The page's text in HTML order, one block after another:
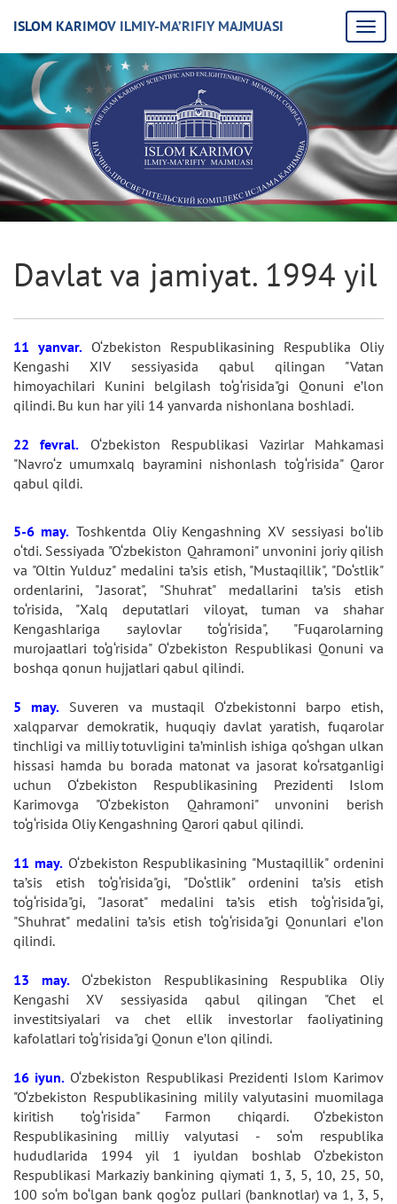
ISLOM KARIMOV ILMIY-MA’RIFIY MAJMUASI
Davlat va jamiyat. 1994 yil
11 yanvar. O‘zbekiston Respublikasining Respublika Oliy
Kengashi XIV sessiyasida qabul qilingan "Vatan
himoyachilari Kunini belgilash to‘g‘risida"gi Qonuni e’lon
qilindi. Bu kun har yili 14 yanvarda nishonlana boshladi.
22 fevral. O‘zbekiston Respublikasi Vazirlar Mahkamasi
"Navro‘z umumxalq bayramini nishonlash to‘g‘risida" Qaror
qabul qildi.
5-6 may. Toshkentda Oliy Kengashning XV sessiyasi bo‘lib
o‘tdi. Sessiyada "O‘zbekiston Qahramoni" unvonini joriy qilish
va "Oltin Yulduz" medalini ta’sis etish, "Mustaqillik", "Do‘stlik"
ordenlarini, "Jasorat", "Shuhrat" medallarini ta’sis etish
to‘risida, "Xalq deputatlari viloyat, tuman va shahar
Kengashlariga saylovlar to‘g‘risida", "Fuqarolarning
murojaatlari to‘g‘risida" O‘zbekiston Respublikasi Qonuni va
boshqa qonun hujjatlari qabul qilindi.
5 may.Suveren va mustaqil O‘zbekistonni barpo etish,
xalqparvar demokratik, huquqiy davlat yaratish, fuqarolar
tinchligi va milliy totuvligini ta’minlish ishiga qo‘shgan ulkan
hissasi hamda bu borada matonat va jasorat ko‘rsatganligi
uchun O‘zbekiston Respublikasining Prezidenti Islom
Karimovga "O‘zbekiston Qahramoni" unvonini berish
to‘g‘risida Oliy Kengashning Qarori qabul qilindi.
11 may.O‘zbekiston Respublikasining "Mustaqillik" ordenini
ta’sis etish to‘g‘risida"gi, "Do‘stlik" ordenini ta’sis etish
to‘g‘risida"gi, "Jasorat" medalini ta’sis etish to‘g‘risida"gi,
"Shuhrat" medalini ta’sis etish to‘g‘risida"gi Qonunlari e’lon
qilindi.
13 may.O‘zbekiston Respublikasining Respublika Oliy
Kengashi XV sessiyasida qabul qilingan "Chet el
investitsiyalari va chet ellik investorlar faoliyatining
kafolatlari to‘g‘risida"gi Qonun e’lon qilindi.
16 iyun. O‘zbekiston Respublikasi Prezidenti Islom Karimov
"O‘zbekiston Respublikasining milily valyutasini muomilaga
kiritish to‘g‘risida" Farmon chiqardi. O‘zbekiston
Respublikasining milliy valyutasi - so‘m respublika
hududlarida 1994 yil 1 iyuldan boshlab O‘zbekiston
Respublikasi Markaziy bankining qiymati 1, 3, 5, 10, 25, 50,
100 so‘m bo‘lgan bank qog‘oz pullari (banknotlar) va 1, 3, 5,